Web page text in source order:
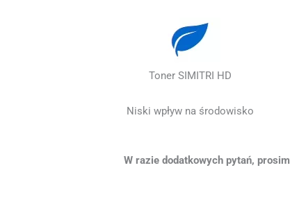
Toner SIMITRI HD
Niski wpływ na środowisko
W razie dodatkowych pytań, prosimy o